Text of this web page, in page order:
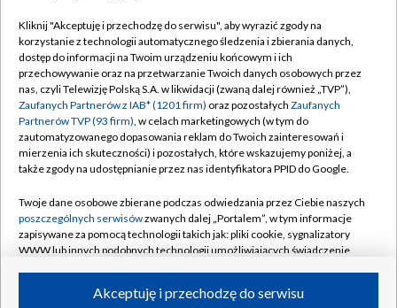
TVP
Abonament TVP
Emisja w TVP
Centrum informacji TVP
Naziemna Telewizja Cyfrowa
Rada Programowa
System NOS
Informacje o nadawcy
Program dla prasy
Regulamin TVP
Polityka prywatności
Moje zgody
Pomoc
Kontakt
Kanały
Kliknij "Akceptuję i przechodzę do serwisu", aby wyrazić zgody na
korzystanie z technologii automatycznego śledzenia i zbierania danych,
dostęp do informacji na Twoim urządzeniu końcowym i ich
przechowywanie oraz na przetwarzanie Twoich danych osobowych przez
nas, czyli Telewizję Polską S.A. w likwidacji (zwaną dalej również „TVP”),
Zaufanych Partnerów z IAB* (1201 firm) oraz pozostałych Zaufanych
Partnerów TVP (93 firm), w celach marketingowych (w tym do
zautomatyzowanego dopasowania reklam do Twoich zainteresowań i
mierzenia ich skuteczności) i pozostałych, które wskazujemy poniżej, a
także zgody na udostępnianie przez nas identyfikatora PPID do Google.
Twoje dane osobowe zbierane podczas odwiedzania przez Ciebie naszych
poszczególnych serwisówzwanych dalej „Portalem”, w tym informacje
zapisywane za pomocą technologii takich jak: pliki cookie, sygnalizatory
WWW lub innych podobnych technologii umożliwiających świadczenie
ruchu w Internecie.Akceptuję i przechodzę do serwisu